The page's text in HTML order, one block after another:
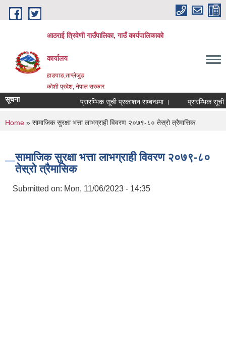
Skip to main content
आठराई त्रिवेणी गाउँपालिका, गाउँ कार्यपालिकाको
कार्यालय
हाङपाङ,ताप्लेजुङ
कोशी प्रदेश, नेपाल सरकार
सूचना प्रारम्भिक सूची प्रकाशन सम्बन्धमा । प्रारम्भिक सूची
You are here
Home » सामाजिक सुरक्षा भत्ता लाभग्राही विवरण २०७९-८० तेस्रो त्रैमासिक
सामाजिक सुरक्षा भत्ता लाभग्राही विवरण २०७९-८०
तेस्रो त्रैमासिक
Submitted on: Mon, 11/06/2023 - 14:35